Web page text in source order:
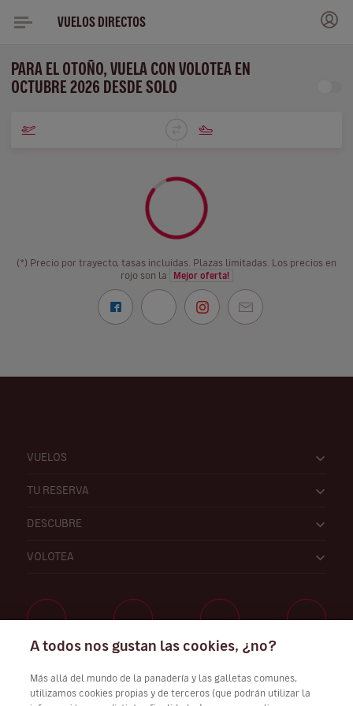
VUELOS DIRECTOS
PARA EL OTOÑO, VUELA CON VOLOTEA EN
OCTUBRE 2026 DESDE SOLO
(*) Precio por trayecto, tasas incluidas. Plazas limitadas. Los precios en
rojo son la
Mejor oferta!
VUELOS
TU RESERVA
DESCUBRE
VOLOTEA
A todos nos gustan las cookies, ¿no?
Más allá del mundo de la panadería y las galletas comunes,
utilizamos cookies propias y de terceros (que podrán utilizar la